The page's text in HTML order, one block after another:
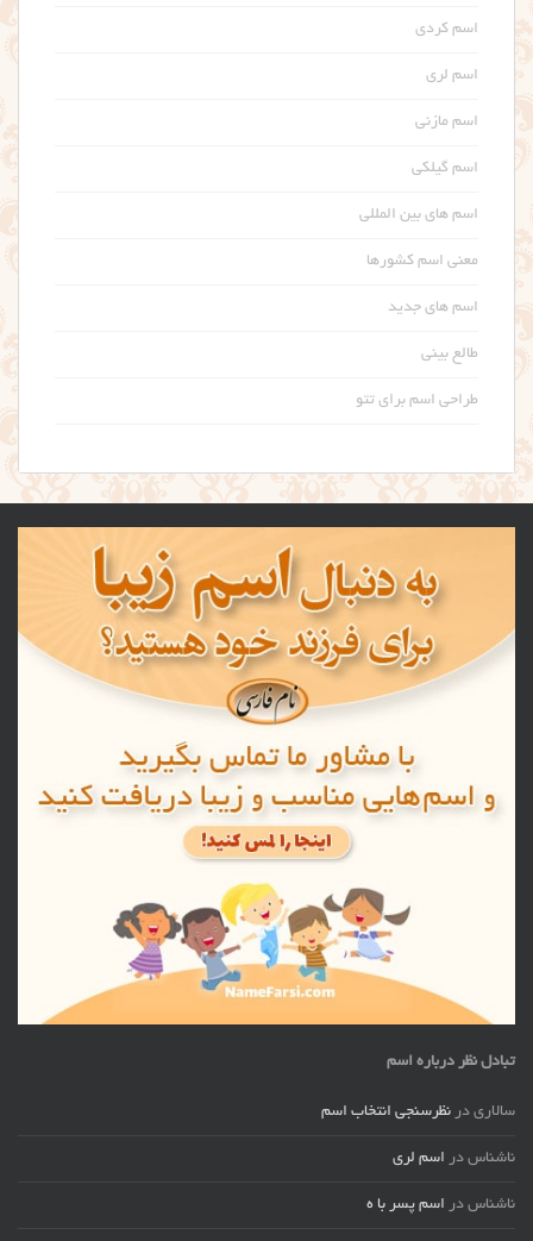
اسم کردی
اسم لری
اسم مازنی
اسم گیلکی
اسم های بین المللی
معنی اسم کشورها
اسم های جدید
طالع بینی
طراحی اسم برای تتو
تبادل نظر درباره اسم
سالاری در نظرسنجی انتخاب اسم
ناشناس در اسم لری
ناشناس در اسم پسر با ه